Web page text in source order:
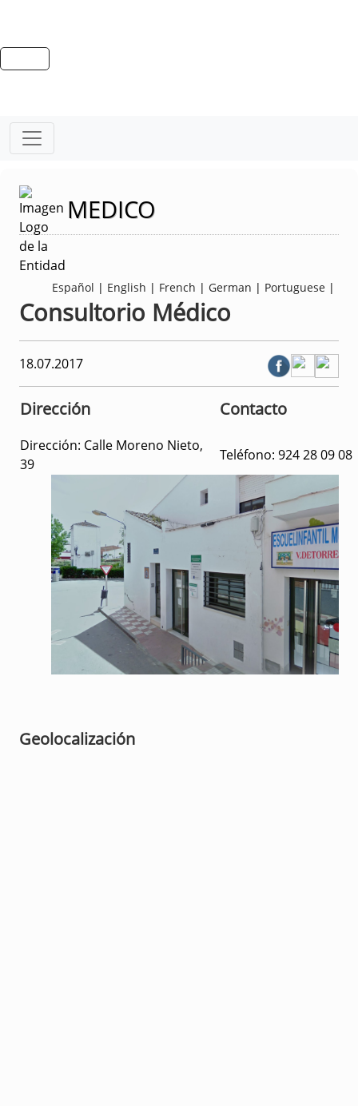
MEDICO
Español | English | French | German | Portuguese |
Consultorio Médico
18.07.2017
Dirección Contacto
Dirección: Calle Moreno Nieto,
39
Teléfono: 924 28 09 08
Geolocalización